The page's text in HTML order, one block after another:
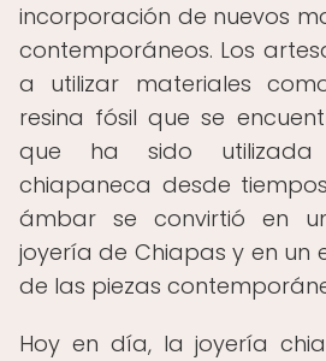
incorporación de nuevos
contemporáneos. Los
a utilizar materiales
resina fósil que se
que ha sido
chiapaneca desde
ámbar se convirtió en
joyería de Chiapas y en un
de las piezas
Hoy en día, la joyería